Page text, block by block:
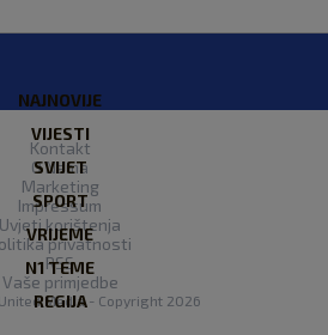
NAJNOVIJE
VIJESTI
SVIJET
SPORT
VRIJEME
N1 TEME
REGIJA
Kontakt
O Nama
Marketing
Impressum
Uvjeti korištenja
privatnosti
RSS
Vaše primjedbe
United Media- Copyright 2026